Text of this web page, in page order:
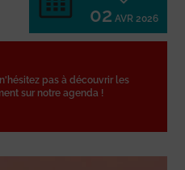
02 AVR 2026
pas à découvrir les
sur notre agenda !